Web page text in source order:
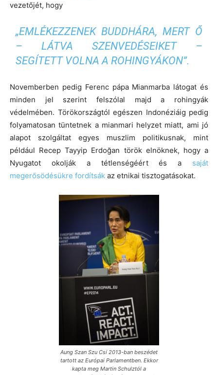
vezetőjét, hogy
„EMLÉKEZZENEK BUDDHÁRA, MERT Ő
– LÁTVA SZENVEDÉSEIKET –
SEGÍTETT VOLNA A ROHINGYÁKON”.
Novemberben pedig Ferenc pápa Mianmarba látogat és
minden jel szerint felszólal majd a rohingyák
védelmében. Törökországtól egészen Indonéziáig pedig
folyamatosan tüntetnek a mianmari helyzet miatt, ami jó
alapot szolgáltat egyes muszlim politikusnak, mint
például Recep Tayyip Erdoğan török elnöknek, hogy a
Nyugatot okolják a tétlenségéért és a saját
megerősödésükre fordítsák az etnikai tisztogatásokat.
Aung Szan Szu Csí 2013-ban beszédet
tartott az Európai Parlamentben. Ekkor
kapta meg Martin Schulztól a